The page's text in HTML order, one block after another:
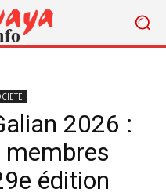
2026 :
édition